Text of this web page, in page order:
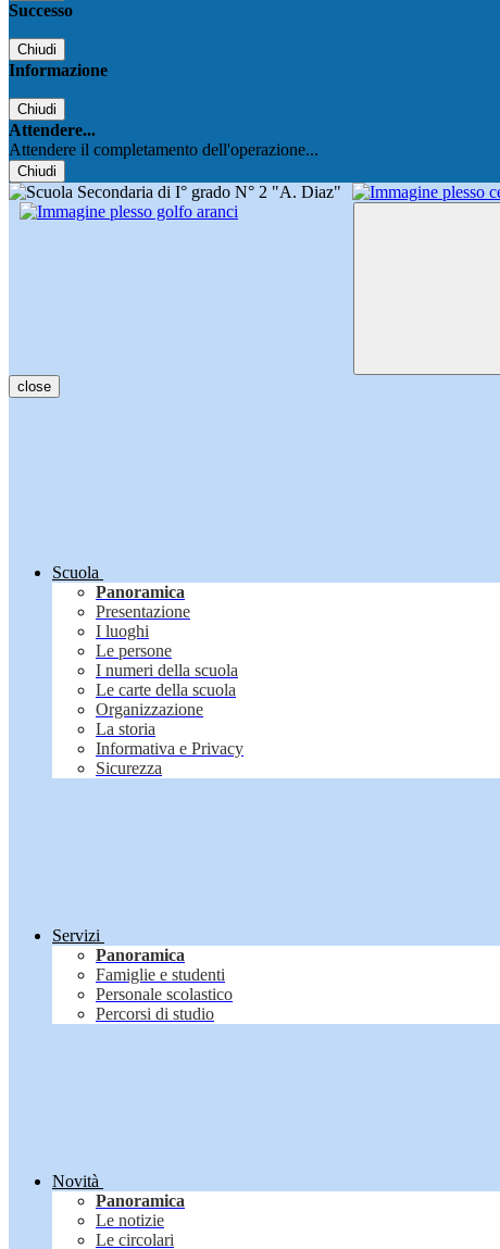
Successo
Chiudi
Informazione
Chiudi
Attendere...
Attendere il completamento dell'operazione...
Chiudi
close
Scuola
Panoramica
Presentazione
I luoghi
Le persone
I numeri della scuola
Le carte della scuola
Organizzazione
La storia
Informativa e Privacy
Sicurezza
Servizi
Panoramica
Famiglie e studenti
Personale scolastico
Percorsi di studio
Novità
Panoramica
Le notizie
Le circolari